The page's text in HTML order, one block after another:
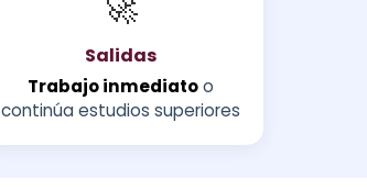
Salidas
Trabajo inmediatoo
continúa estudios superiores